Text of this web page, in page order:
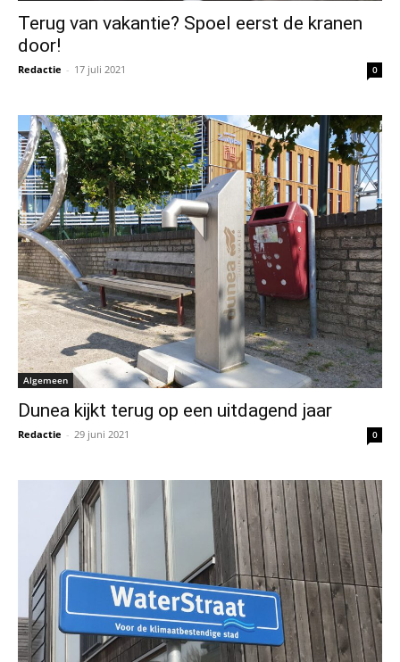
Terug van vakantie? Spoel eerst de kranen
door!
Redactie - 17 juli 2021 0
Algemeen
Dunea kijkt terug op een uitdagend jaar
Redactie - 29 juni 2021 0